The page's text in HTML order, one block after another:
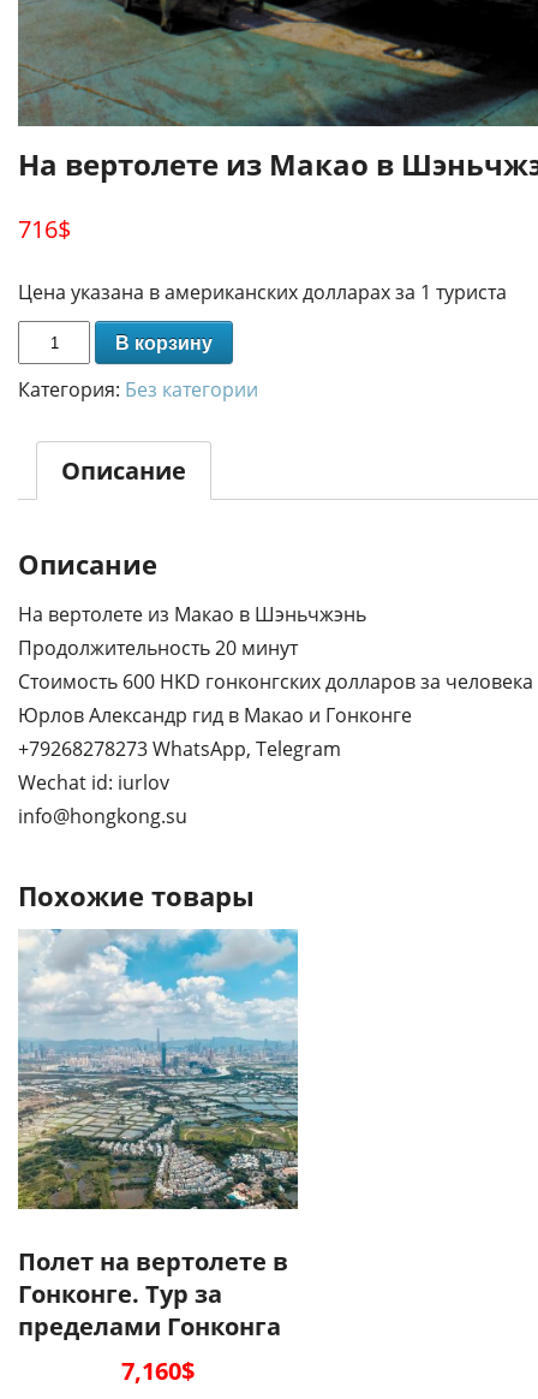
На вертолете из Макао в
716$
Цена указана в американских долларах за 1 туриста
В корзину
Категория: Без категории
Описание
Описание
На вертолете из Макао в Шэньчжэнь
Продолжительность 20 минут
Стоимость 600 HKD гонконгских долларов за человека
Юрлов Александр гид в Макао и Гонконге
+79268278273 WhatsApp, Telegram
Wechat id: iurlov
info@hongkong.su
Похожие товары
Полет на вертолете в
Гонконге. Тур за
пределами Гонконга
7,160$